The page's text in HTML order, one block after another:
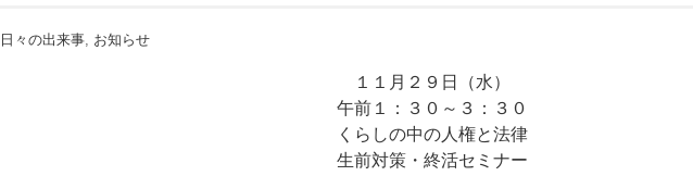
日々の出来事, お知らせ
１１月２９日（水）
午前１：３０～３：３０
くらしの中の人権と法律
生前対策・終活セミナー